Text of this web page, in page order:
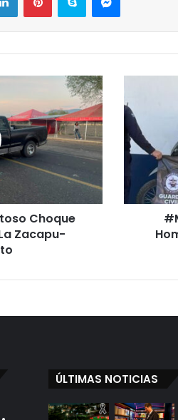
Choque
Zacapu-
A
Dos
Hombres
Con
Fusiles
Múgica
ÚLTIMAS NOTICIAS